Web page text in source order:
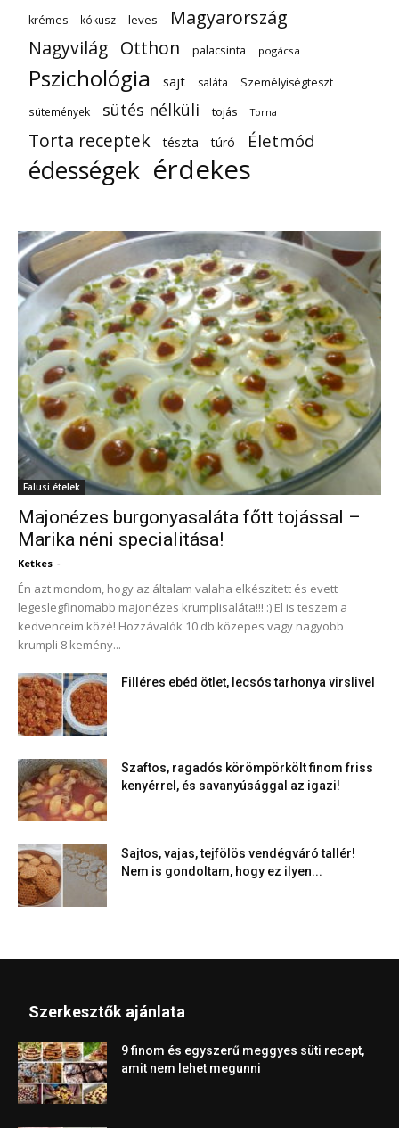
krémes
kókusz leves
Magyarország
Nagyvilág Otthon palacsinta pogácsa
Pszichológia sajt saláta Személyiségteszt
sütemények sütés nélküli tojás Torna
Torta receptek tészta túró Életmód
édességek érdekes
Falusi ételek
Majonézes burgonyasaláta főtt tojással –
Marika néni specialitása!
Ketkes -
Én azt mondom, hogy az általam valaha elkészített és evett
legeslegfinomabb majonézes krumplisaláta!!! :) El is teszem a
kedvenceim közé! Hozzávalók 10 db közepes vagy nagyobb
krumpli 8 kemény...
Filléres ebéd ötlet, lecsós tarhonya virslivel
Szaftos, ragadós körömpörkölt finom friss
kenyérrel, és savanyúsággal az igazi!
Sajtos, vajas, tejfölös vendégváró tallér!
Nem is gondoltam, hogy ez ilyen...
Szerkesztők ajánlata
9 finom és egyszerű meggyes süti recept,
amit nem lehet megunni